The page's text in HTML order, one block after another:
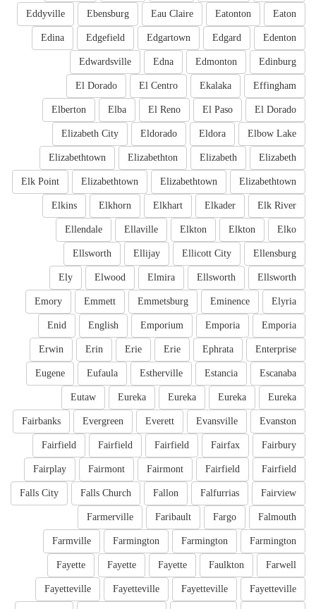
Eaton
Eatonton
Eau Claire
Ebensburg
Eddyville
Edenton
Edgard
Edgartown
Edgefield
Edina
Edinburg
Edmonton
Edna
Edwardsville
Effingham
Ekalaka
El Centro
El Dorado
El Dorado
El Paso
El Reno
Elba
Elberton
Elbow Lake
Eldora
Eldorado
Elizabeth City
Elizabeth
Elizabeth
Elizabethton
Elizabethtown
Elizabethtown
Elizabethtown
Elizabethtown
Elk Point
Elk River
Elkader
Elkhart
Elkhorn
Elkins
Elko
Elkton
Elkton
Ellaville
Ellendale
Ellensburg
Ellicott City
Ellijay
Ellsworth
Ellsworth
Ellsworth
Elmira
Elwood
Ely
Elyria
Eminence
Emmetsburg
Emmett
Emory
Emporia
Emporia
Emporium
English
Enid
Enterprise
Ephrata
Erie
Erie
Erin
Erwin
Escanaba
Estancia
Estherville
Eufaula
Eugene
Eureka
Eureka
Eureka
Eureka
Eutaw
Evanston
Evansville
Everett
Evergreen
Fairbanks
Fairbury
Fairfax
Fairfield
Fairfield
Fairfield
Fairfield
Fairfield
Fairmont
Fairmont
Fairplay
Fairview
Falfurrias
Fallon
Falls Church
Falls City
Falmouth
Fargo
Faribault
Farmerville
Farmington
Farmington
Farmington
Farmville
Farwell
Faulkton
Fayette
Fayette
Fayette
Fayetteville
Fayetteville
Fayetteville
Fayetteville